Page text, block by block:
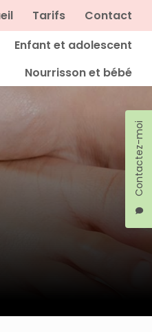
secondaire
Tarifs Contact
Contactez-moi
Enfant et adolescent
Nourrisson et bébé